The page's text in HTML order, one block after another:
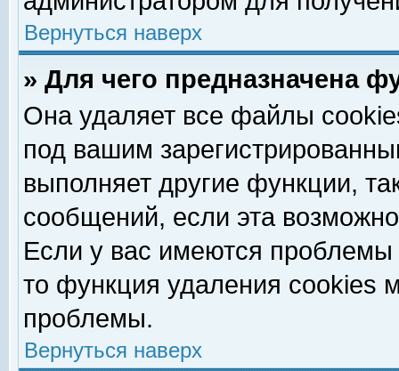
Вернуться наверх
» Для чего предназначена
Она удаляет все файлы
под вашим
выполняет другие функции,
сообщений, если эта
Если у вас имеются
то функция удаления cookies
проблемы.
Вернуться наверх